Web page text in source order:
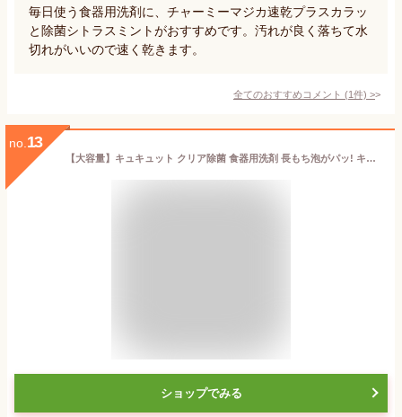
毎日使う食器用洗剤に、チャーミーマジカ速乾プラスカラッ
と除菌シトラスミントがおすすめです。汚れが良く落ちて水
切れがいいので速く乾きます。
全てのおすすめコメント (1件) >
no. 13
【大容量】キュキュット クリア除菌 食器用洗剤 長もち泡がパッ! キュッと実感! グレープフルーツの香り 詰替え用 1380ml
ショップでみる